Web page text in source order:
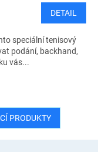
DETAIL
speciální tenisový
podání, backhand,
vás...
PRODUKTY